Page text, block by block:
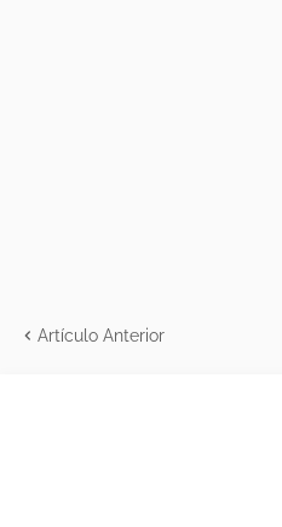
Artículo Anterior